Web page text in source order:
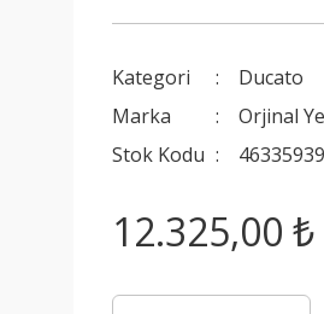
Kategori
Ducato
Marka
Orjinal
Stok Kodu
46335939
12.325,00 ₺